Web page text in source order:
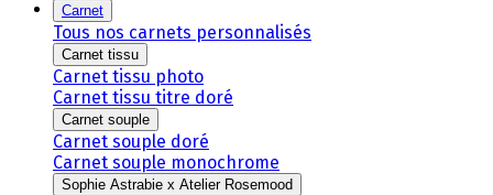
Carnet
Tous nos carnets personnalisés
Carnet tissu
Carnet tissu photo
Carnet tissu titre doré
Carnet souple
Carnet souple doré
Carnet souple monochrome
Sophie Astrabie x Atelier Rosemood